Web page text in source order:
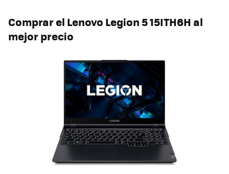
Comprar el ‎Lenovo Legion 5 15ITH6H al
mejor precio